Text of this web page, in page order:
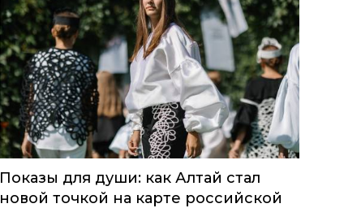
Показы для души: как Алтай стал
новой точкой на карте российской